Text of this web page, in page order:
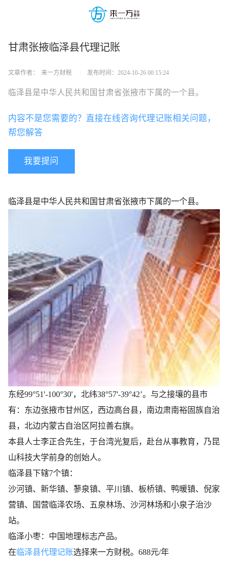
甘肃张掖临泽县代理记账
文章作者： 来一方财税 发布时间：2024-10-26 00:15:24
临泽县是中华人民共和国甘肃省张掖市下属的一个县。
我要提问
内容不是您需要的？直接在线咨询代理记账相关问题，
帮您解答
临泽县是中华人民共和国甘肃省张掖市下属的一个县。
东经99°51'-100°30'，北纬38°57'-39°42’。与之接壤的县市
有：东边张掖市甘州区，西边高台县，南边肃南裕固族自治
县，北边内蒙古自治区阿拉善右旗。
本县人士李正合先生，于台湾光复后，赴台从事教育，乃昆
山科技大学前身的创始人。
临泽县下辖7个镇：
沙河镇、​新华镇、​蓼泉镇、​平川镇、​板桥镇、​鸭暖镇、​倪家
营镇、​国营临泽农场、​五泉林场、​沙河林场和小泉子治沙
站。
临泽小枣：中国地理标志产品。
在临泽县代理记账选择来一方财税。688元/年